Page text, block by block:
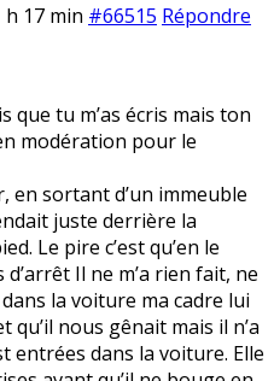
h 17 min #66515 Répondre
que tu m’as écris mais ton
modération pour le
en sortant d’un immeuble
juste derrière la
Le pire c’est qu’en le
Il ne m’a rien fait, ne
la voiture ma cadre lui
qu’il nous gênait mais il n’a
entrées dans la voiture. Elle